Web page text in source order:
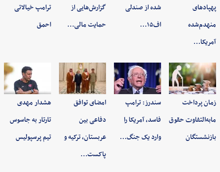
پهپادهای
منهدم‌شده
آمریکا…
شده از صندلی
اف۱۵…
گزارش‌هایی از
حمایت مالی…
ترامپ خیالاتی
احمق
زمان پرداخت
مابه‌التفاوت حقوق
بازنشستگان
سندرز: ترامپ
فاسد، آمریکا را
وارد یک جنگ…
امضای توافق
دفاعی بین
عربستان، ترکیه و
پاکست…
هشدار مهدی
تارتار به جاسوس
تیم پرسپولیس